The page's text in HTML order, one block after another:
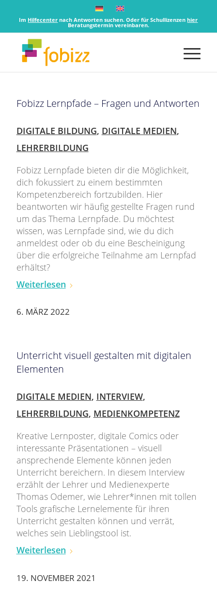
Im Hilfecenter nach Antworten suchen. Oder für Schullizenzenhier
Beratungstermin vereinbaren.
Fobizz Lernpfade – Fragen und Antworten
DIGITALE BILDUNG, DIGITALE MEDIEN,
LEHRERBILDUNG
Fobizz Lernpfade bieten dir die Möglichkeit,
dich fokussiert zu einem bestimmten
Kompetenzbereich fortzubilden. Hier
beantworten wir häufig gestellte Fragen rund
um das Thema Lernpfade. Du möchtest
wissen, was Lernpfade sind, wie du dich
anmeldest oder ob du eine Bescheinigung
über die erfolgreiche Teilnahme am Lernpfad
erhältst?
Weiterlesen
6. MÄRZ 2022
Unterricht visuell gestalten mit digitalen
Elementen
DIGITALE MEDIEN, INTERVIEW,
LEHRERBILDUNG, MEDIENKOMPETENZ
Kreative Lernposter, digitale Comics oder
interessante Präsentationen – visuell
ansprechende Elemente können jeden
Unterricht bereichern. In diesem Interview
erzählt der Lehrer und Medienexperte
Thomas Odemer, wie Lehrer*innen mit tollen
Tools grafische Lernelemente für ihren
Unterricht gestalten können und verrät,
welches sein Lieblingstool ist.
Weiterlesen
19. NOVEMBER 2021